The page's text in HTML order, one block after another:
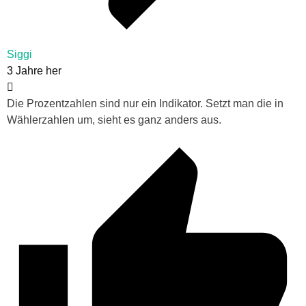
Siggi
3 Jahre her
Die Prozentzahlen sind nur ein Indikator. Setzt man die in
Wählerzahlen um, sieht es ganz anders aus.